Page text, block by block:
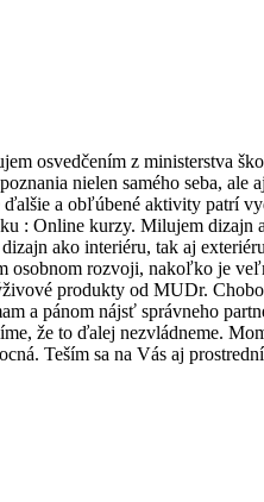
osvedčením z ministerstva
nielen samého seba,
a obľúbené aktivity patrí
: Online kurzy. Milujem
ako interiéru, tak aj
osobnom rozvoji, nakoľko je
produkty od MUDr.
a pánom nájsť správneho
že to ďalej nezvládneme.
Teším sa na Vás aj